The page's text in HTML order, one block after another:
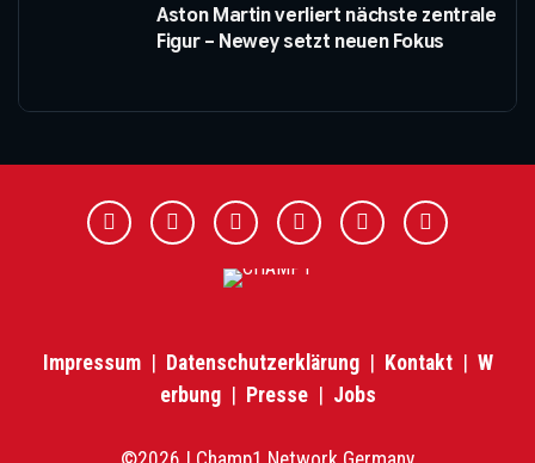
Aston Martin verliert nächste zentrale
Figur – Newey setzt neuen Fokus
Impressum| Datenschutzerklärung| Kontakt| W
erbung| Presse| Jobs